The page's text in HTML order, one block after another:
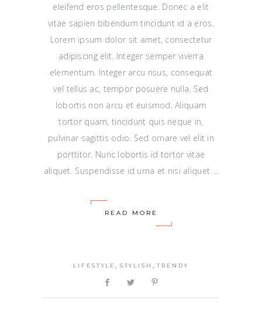
eleifend eros pellentesque. Donec a elit
vitae sapien bibendum tincidunt id a eros.
Lorem ipsum dolor sit amet, consectetur
adipiscing elit. Integer semper viverra
elementum. Integer arcu risus, consequat
vel tellus ac, tempor posuere nulla. Sed
lobortis non arcu et euismod. Aliquam
tortor quam, tincidunt quis neque in,
pulvinar sagittis odio. Sed ornare vel elit in
porttitor. Nunc lobortis id tortor vitae
aliquet. Suspendisse id urna et nisi aliquet
READ MORE
LIFESTYLE , STYLISH ,TRENDY